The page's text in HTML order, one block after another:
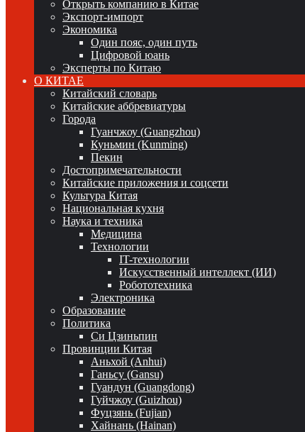
Открыть компанию в Китае
Экспорт-импорт
Экономика
Один пояс, один путь
Цифровой юань
Эксперты по Китаю
О КИТАЕ
Китайский словарь
Китайские аббревиатуры
Города
Гуанчжоу (Guangzhou)
Куньмин (Kunming)
Пекин
Достопримечательности
Китайские приложения и соцсети
Культура Китая
Национальная кухня
Наука и техника
Медицина
Технологии
IT-технологии
Искусственный интеллект (ИИ)
Робототехника
Электроника
Образование
Политика
Си Цзиньпин
Провинции Китая
Аньхой (Anhui)
Ганьсу (Gansu)
Гуандун (Guangdong)
Гуйчжоу (Guizhou)
Фуцзянь (Fujian)
Хайнань (Hainan)